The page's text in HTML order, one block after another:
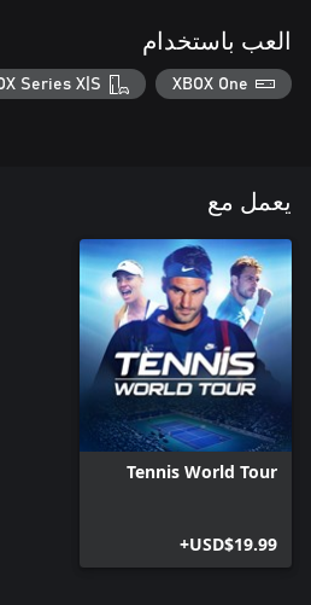
العب باستخدام
XBOX One
Series X|S
يعمل مع
Tennis World Tour
USD$19.99+